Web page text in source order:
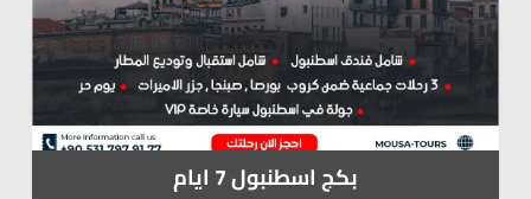
بكج اسطنبول 7 ايام